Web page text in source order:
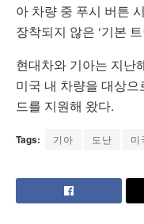
아 차량 중 푸시 버튼
장착되지 않은 ‘기본
현대차와 기아는 지난
미국 내 차량을 대상
드를 지원해 왔다.
Tags: 기아 도난 미